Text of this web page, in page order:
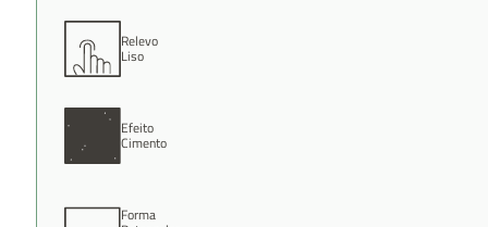
Relevo
Liso
Efeito
Cimento
Forma